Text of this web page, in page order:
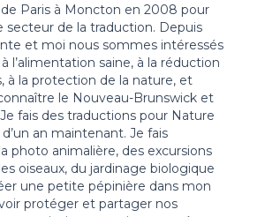
de Paris à Moncton en 2008 pour
secteur de la traduction. Depuis
et moi nous sommes intéressés
l’alimentation saine, à la réduction
à la protection de la nature, et
le Nouveau-Brunswick et
fais des traductions pour Nature
an maintenant. Je fais
photo animalière, des excursions
oiseaux, du jardinage biologique
une petite pépinière dans mon
protéger et partager nos